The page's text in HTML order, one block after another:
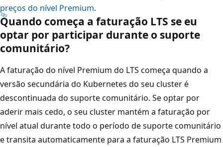
preços do nível Premium.
Quando começa a faturação LTS se eu
optar por participar durante o suporte
comunitário?
A faturação do nível Premium do LTS começa quando a
versão secundária do Kubernetes do seu cluster é
descontinuada do suporte comunitário. Se optar por
aderir mais cedo, o seu cluster mantém a faturação por
nível atual durante todo o período de suporte comunitário
e transita automaticamente para a faturação LTS Premium